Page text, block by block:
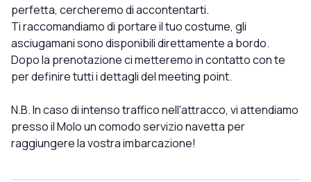
perfetta, cercheremo di accontentarti.
Ti raccomandiamo di portare il tuo costume, gli
asciugamani sono disponibili direttamente a bordo.
Dopo la prenotazione ci metteremo in contatto con te
per definire tutti i dettagli del meeting point.
N.B. In caso di intenso traffico nell'attracco, vi attendiamo
presso il Molo un comodo servizio navetta per
raggiungere la vostra imbarcazione!